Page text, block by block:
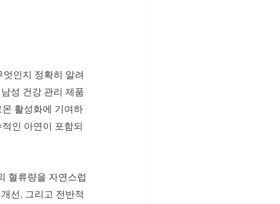
인지 정확히 알려
성 건강 관리 제품
활성화에 기여하
인 아연이 포함되
혈류량을 자연스럽
선, 그리고 전반적